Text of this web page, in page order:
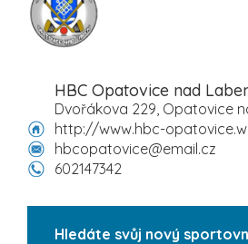
HBC Opatovice nad
Dvořákova 229, Opatovice
http://www.hbc-
hbcopatovice@email.cz
602147342
Hledáte svůj nový